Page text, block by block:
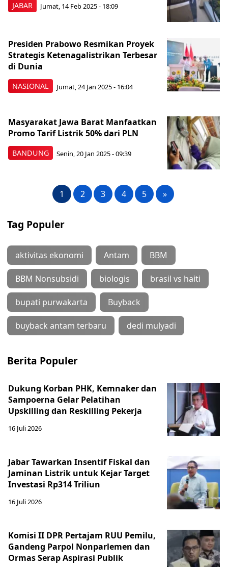
JABAR Jumat, 14 Feb 2025 - 18:09
NASIONAL
Presiden Prabowo Resmikan Proyek
Strategis Ketenagalistrikan Terbesar
di Dunia
Jumat, 24 Jan 2025 - 16:04
BANDUNG
Masyarakat Jawa Barat Manfaatkan
Promo Tarif Listrik 50% dari PLN
Senin, 20 Jan 2025 - 09:39
1 2 3 4 5 »
Tag Populer
aktivitas ekonomi Antam BBM
BBM Nonsubsidi biologis brasil vs haiti
bupati purwakarta Buyback
buyback antam terbaru dedi mulyadi
Berita Populer
Dukung Korban PHK, Kemnaker dan
Sampoerna Gelar Pelatihan
Upskilling dan Reskilling Pekerja
16 Juli 2026
Jabar Tawarkan Insentif Fiskal dan
Jaminan Listrik untuk Kejar Target
Investasi Rp314 Triliun
16 Juli 2026
Komisi II DPR Pertajam RUU Pemilu,
Gandeng Parpol Nonparlemen dan
Ormas Serap Aspirasi Publik